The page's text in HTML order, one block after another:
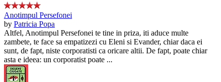
Anotimpul Persefonei
by Patricia Popa
Altfel, Anotimpul Persefonei te tine in priza, iti aduce multe
zambete, te face sa empatizezi cu Eleni si Evander, chiar daca ei
sunt, de fapt, niste corporatisti ca oricare altii. De fapt, poate chiar
asta e ideea: un corporatist poate ...